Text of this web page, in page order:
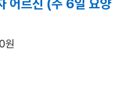
어르신 (주 6일 요양
원